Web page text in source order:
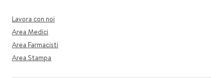
Lavora con noi
Area Medici
Area Farmacisti
Area Stampa